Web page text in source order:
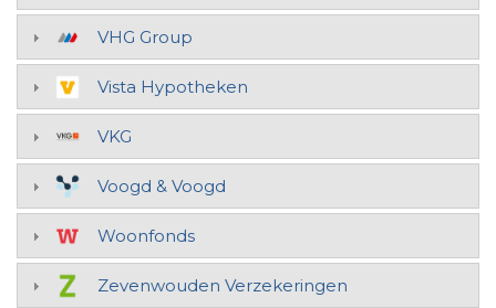
VHG Group
Vista Hypotheken
VKG
Voogd & Voogd
Woonfonds
Zevenwouden Verzekeringen